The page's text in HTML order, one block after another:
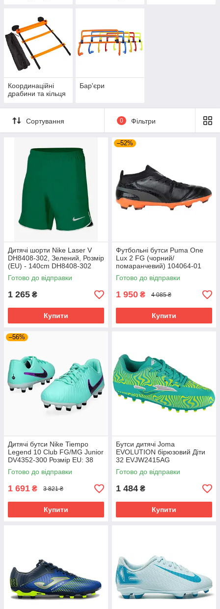
Координаційні
драбини та кільця
Бар'єри
Сортування 0 Фільтри
Дитячі шорти Nike Laser V
DH8408-302, Зелений, Розмір
(EU) - 140cm DH8408-302
Готово до відправки
1 265 ₴
Купити
–52%
Футбольні бутси Puma One
Lux 2 FG (чорний/
помаранчевий) 104064-01
Розмір EU: 44
Готово до відправки
1 950 ₴ 4 085 ₴
Купити
–56%
Дитячі бутси Nike Tiempo
Legend 10 Club FG/MG Junior
DV4352-300 Розмір EU: 38
Готово до відправки
1 691 ₴ 3 821 ₴
Купити
Бутси дитячі Joma
EVOLUTION бірюзовий Діти
32 EVJW2415AG
Готово до відправки
1 484 ₴
Купити